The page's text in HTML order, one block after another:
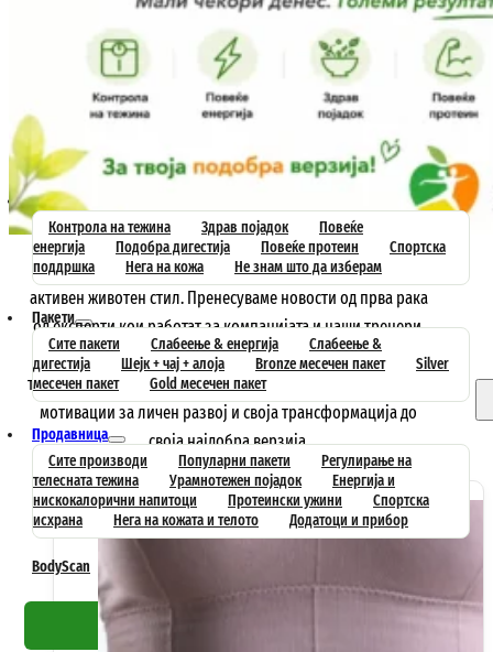
Почетна
Постигни цел
Контрола на тежина
Здрав појадок
Повеќе
енергија
Подобра дигестија Повеќе протеин
Спортска
поддршка
Нега на кожа Не знам што да изберам
Пакети
Сите пакети
Слабеење & енергија
Слабеење &
дигестија
Шејк + чај + алоја Bronze месечен пакет
Silver
месечен пакет
Gold месечен пакет
Продавница
Сите производи
Популарни пакети
Регулирање на
телесната тежина
Урамнотежен појадок
Енергија и
нискокалорични напитоци
Протеински ужини
Спортска
исхрана
Нега на кожата и телото Додатоци и прибор
BodyScan
Редовно објавуваме текстови за исхраната и здравиот и
активен животен стил. Пренесуваме новости од прва рака
од експерти кои работат за компанијата и наши тренери.
Тука се рецепти за здрави оброци, успешни приказни за
трансформации на наши клиенти и безброј инспирации и
мотивации за личен развој и своја трансформација до
своја најдобра верзија.